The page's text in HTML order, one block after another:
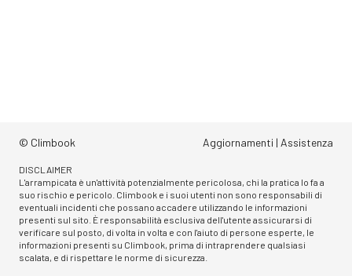
© Climbook Aggiornamenti | Assistenza
DISCLAIMER
L'arrampicata è un'attività potenzialmente pericolosa, chi la pratica lo fa a
suo rischio e pericolo. Climbook e i suoi utenti non sono responsabili di
eventuali incidenti che possano accadere utilizzando le informazioni
presenti sul sito. È responsabilità esclusiva dell'utente assicurarsi di
verificare sul posto, di volta in volta e con l'aiuto di persone esperte, le
informazioni presenti su Climbook, prima di intraprendere qualsiasi
scalata, e di rispettare le norme di sicurezza.